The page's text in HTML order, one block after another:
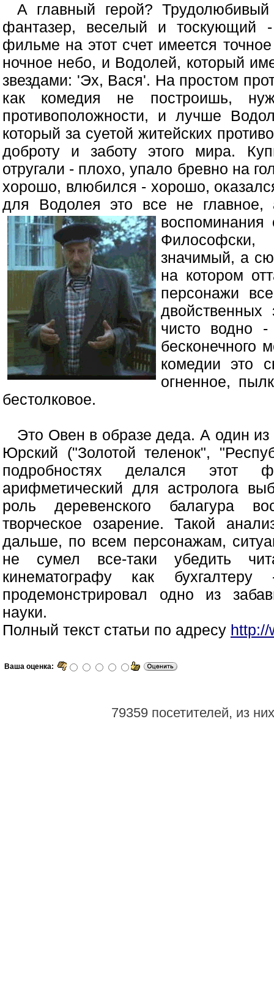
А главный герой?
фантазер, веселый и тоскующий
фильме на этот счет имеется
ночное небо, и Водолей, который
звездами: 'Эх, Вася'. На простом
как комедия не построишь,
противоположности, и лучше
который за суетой житейских
доброту и заботу этого мира.
отругали - плохо, упало бревно на
хорошо, влюбился - хорошо,
для Водолея это все не главное,
воспоминания
значимый, а
на котором
персонажи
двойственных
чисто водно
бесконечного
комедии это
огненное,
бестолковое.
Это Овен в образе деда. А один
Юрский ("Золотой теленок",
подробностях делался этот
арифметический для астролога
роль деревенского балагура
творческое озарение. Такой
дальше, по всем персонажам,
не сумел все-таки убедить
кинематографу как
продемонстрировал одно из
науки.
Полный текст статьи по адресу http://
Ваша оценка:
79359 посетителей, из